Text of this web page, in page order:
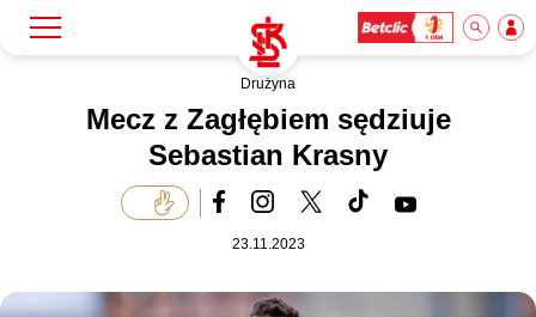
Drużyna
Mecz z Zagłębiem sędziuje
Sebastian Krasny
23.11.2023